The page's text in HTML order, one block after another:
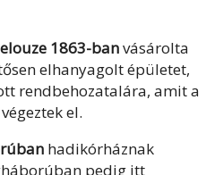
1863-banvásárolta
elhanyagolt épületet,
rendbehozatalára, amit a
el.
hadikórháznak
pedig itt